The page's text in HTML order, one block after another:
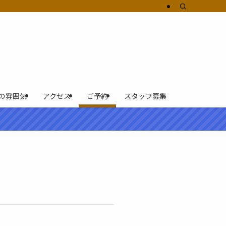
雰囲気 アクセス ご予約 スタッフ募集